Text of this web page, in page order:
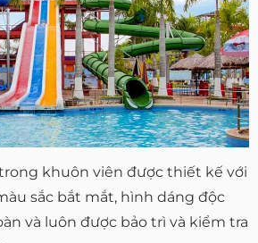
khuôn viên được thiết kế với
sắc bắt mắt, hình dáng độc
và luôn được bảo trì và kiểm tra